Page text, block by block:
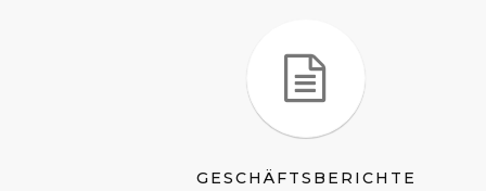
GESCHÄFTSBERICHTE